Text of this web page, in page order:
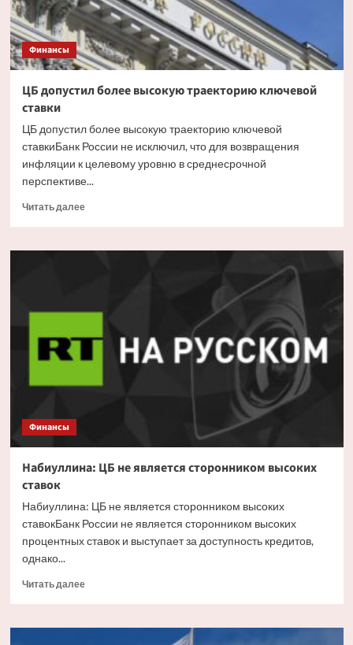
в
России
Финансы
ЦБ допустил более высокую траекторию ключевой
ставки
ЦБ допустил более высокую траекторию ключевой
ставкиБанк России не исключил, что для возвращения
инфляции к целевому уровню в среднесрочной
перспективе...
Читать далееПрочитать
ЦБ
траекторию
ставки
Финансы
Набиуллина: ЦБ не является сторонником высоких
ставок
Набиуллина: ЦБ не является сторонником высоких
ставокБанк России не является сторонником высоких
процентных ставок и выступает за доступность кредитов,
однако...
Читать далееПрочитать
Набиуллина: